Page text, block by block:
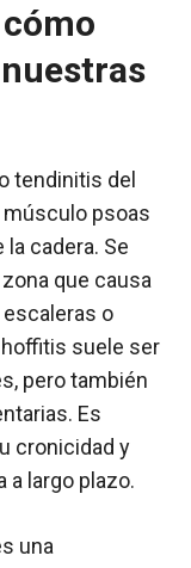
tendinitis del
músculo psoas
cadera. Se
que causa
o
suele ser
pero también
Es
cronicidad y
a largo plazo.
una